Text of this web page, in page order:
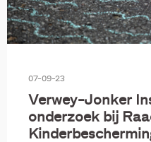
07-09-23
Verwey-Jonker
onderzoek bij